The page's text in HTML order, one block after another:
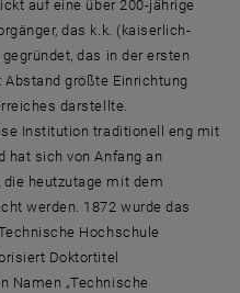
auf eine über 200-jährige
das k.k. (kaiserlich-
das in der ersten
größte Einrichtung
darstellte.
Institution traditionell eng mit
hat sich von Anfang an
heutzutage mit dem
werden. 1872 wurde das
Hochschule
Doktortitel
Namen „Technische